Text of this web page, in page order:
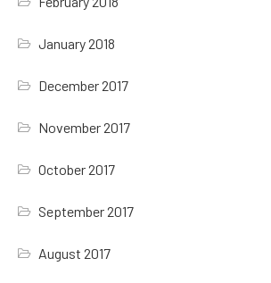
January 2018
December 2017
November 2017
October 2017
September 2017
August 2017